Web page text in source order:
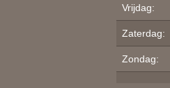
Vrijdag:
Zaterdag:
Zondag: